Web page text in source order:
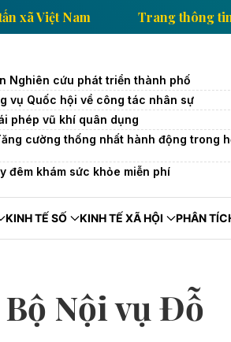
Thông tấn xã Việt Nam
Nghiên cứu phát triển thành phố
vụ Quốc hội về công tác nhân sự
phép vũ khí quân dụng
cường thống nhất hành động trong
đêm khám sức khỏe miễn phí
KINH TẾ SỐ KINH TẾ XÃ HỘI PHÂN
Nội vụ Đỗ